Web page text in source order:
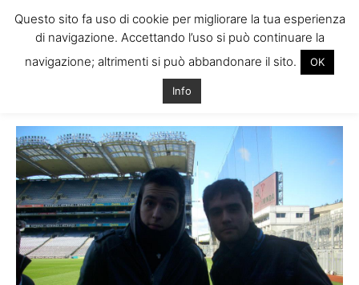
Tag: vacanze studio dublino
Questo sito fa uso di cookie per migliorare la tua esperienza
di navigazione. Accettando l’uso si può continuare la
navigazione; altrimenti si può abbandonare il sito.
OK
Info